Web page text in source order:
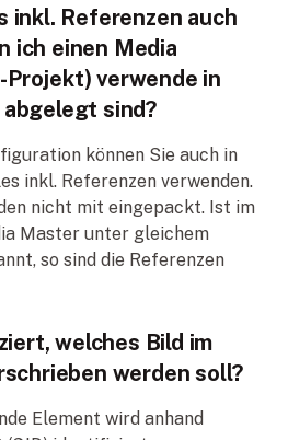
inkl. Referenzen auch
ich einen Media
verwende in
sind?
können Sie auch in
inkl. Referenzen verwenden.
nicht mit eingepackt. Ist im
Master unter gleichem
so sind die Referenzen
welches Bild im
werden soll?
Element wird anhand